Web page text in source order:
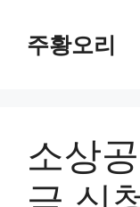
주황오리
소상